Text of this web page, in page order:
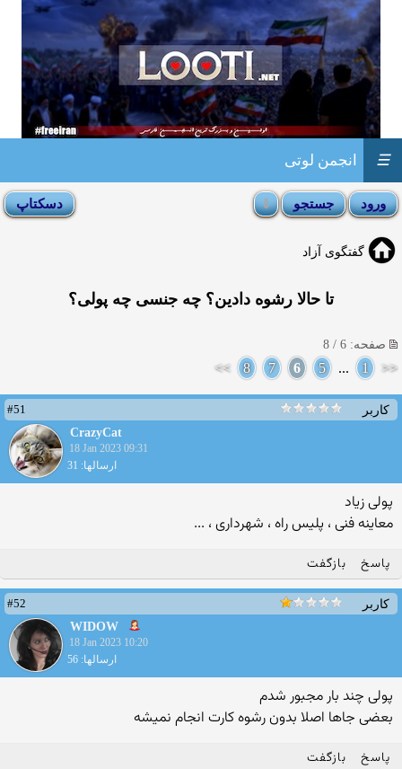
انجمن لوتی ☰
گفتگوی آزاد
تا حالا رشوه دادین؟ چه جنسی چه پولی؟
صفحه: 6 / 8
<<
1
...
5
6
7
8
>>
کاربر
#51
CrazyCat
18 Jan 2023 09:31
ارسالها: 31
پولی زیاد
معاینه فنی ، پلیس راه ، شهرداری ، ...
پاسخ بازگفت
کاربر
#52
WIDOW
18 Jan 2023 10:20
ارسالها: 56
پولی چند بار مجبور شدم
بعضی جاها اصلا بدون رشوه کارت انجام نمیشه
پاسخ بازگفت